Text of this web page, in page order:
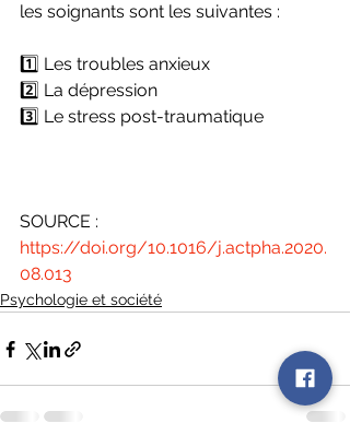
les soignants sont les suivantes :
1️⃣ Les troubles anxieux
2️⃣ La dépression
3️⃣ Le stress post-traumatique
SOURCE :
https://doi.org/10.1016/j.actpha.2020.
08.013
Psychologie et société